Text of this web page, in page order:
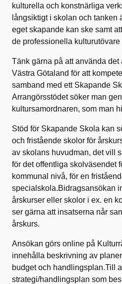
kulturella och konstnärliga
långsiktigt i skolan och tanken
eget skapande kan ske samt
de professionella kulturutövare
Tänk gärna på att använda
Västra Götaland för att
samband med ett Skapande
Arrangörsstödet söker man
kultursamordnaren, som man
Stöd för Skapande Skola kan
och fristående skolor för
av skolans huvudman, det vill
för det offentliga skolväsendet
kommunal nivå, för en
specialskola.Bidragsansökan
årskurser eller skolor i ex. en
ser gärna att insatserna når
årskurs.
Ansökan görs online på
innehålla beskrivning av
budget och handlingsplan.Till
strategi/handlingsplan som